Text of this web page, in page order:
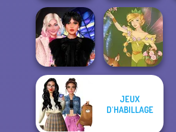
BFFs Night Out Sorting Sorcery
Wednesday
Besties Fun Day
JEUX
D'HABILLAGE